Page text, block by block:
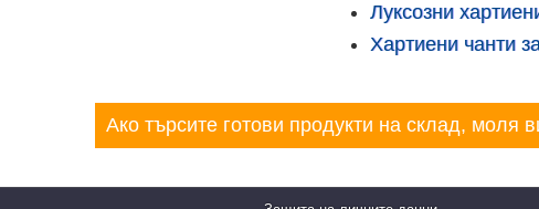
Луксозни
Хартиени чанти
Ако търсите готови продукти на склад, моля